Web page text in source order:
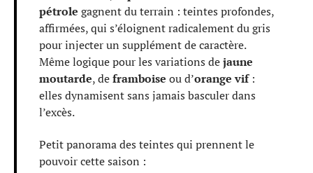
pétrole gagnent du terrain : teintes profondes,
affirmées, qui s’éloignent radicalement du gris
pour injecter un supplément de caractère.
Même logique pour les variations dejaune
moutarde, deframboise ou d’orange vif:
elles dynamisent sans jamais basculer dans
l’excès.
Petit panorama des teintes qui prennent le
pouvoir cette saison :